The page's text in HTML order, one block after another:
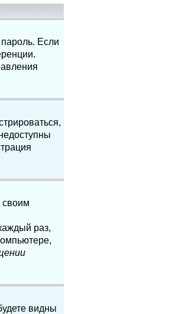
Если
своим
раз,
видны